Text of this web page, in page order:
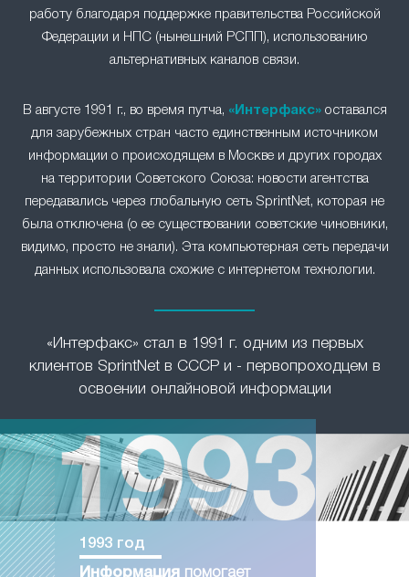
работу благодаря поддержке правительства Российской
Федерации и НПС (нынешний РСПП), использованию
альтернативных каналов связи.
В августе 1991 г., во время путча, «Интерфакс»оставался
для зарубежных стран часто единственным источником
информации о происходящем в Москве и других городах
на территории Советского Союза: новости агентства
передавались через глобальную сеть SprintNet, которая не
была отключена (о ее существовании советские чиновники,
видимо, просто не знали). Эта компьютерная сеть передачи
данных использовала схожие с интернетом технологии.
«Интерфакс» стал в 1991 г. одним из первых
клиентов SprintNet в СССР и - первопроходцем в
освоении онлайновой информации
1993 год
Информация помогает